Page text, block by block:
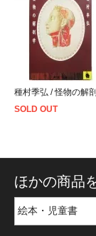
種村季弘 / 怪物の解
SOLD OUT
ほかの商品